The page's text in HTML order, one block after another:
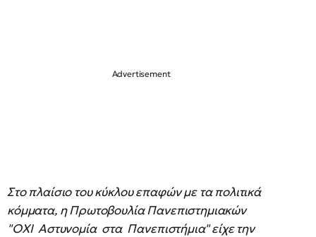
Στο πλαίσιο του κύκλου επαφών με τα πολιτικά
κόμματα, η Πρωτοβουλία Πανεπιστημιακών
"ΟΧΙ Αστυνομία στα Πανεπιστήμια" είχε την